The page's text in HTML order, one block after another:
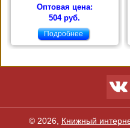
Оптовая цена:
504 руб.
Подробнее
© 2026, Книжный